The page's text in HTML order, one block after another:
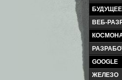
ВЕБ-
GOOGLE
ЖЕЛЕЗО